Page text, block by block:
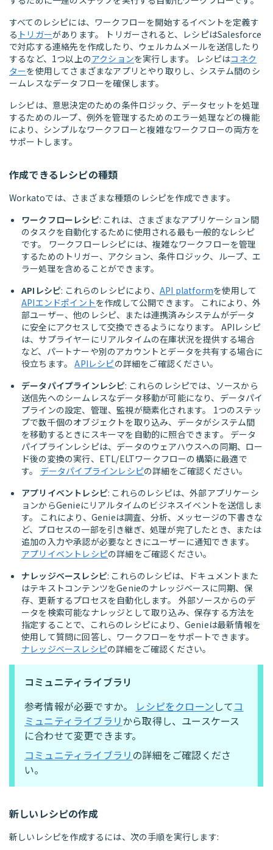
すべてのレシピには、ワークフローを開始するイベントを定義す
る トリガーがあります。 トリガーされると、レシピはSalesforce
で対応する連絡先を作成したり、ウェルカムメールを送信したり
するなど、1つ以上のアクションを実行します。 レシピはコネク
ターを使用してさまざまなアプリとやり取りし、システム間のシ
ームレスなデータフローを確保します。
レシピは、意思決定のための条件ロジック、データセットを処理
するためのループ、例外を管理するためのエラー処理などの機能
により、シンプルなワークフローと複雑なワークフローの両方を
サポートします。
作成できるレシピの種類
Workatoでは、さまざまな種類のレシピを作成できます。
ワークフローレシピ: これは、さまざまなアプリケーション間
のタスクを自動化するために使用される最も一般的なレシピ
です。 ワークフローレシピには、複雑なワークフローを管理
するためのトリガー、アクション、条件ロジック、ループ、エ
ラー処理を含めることができます。
APIレシピ: これらのレシピにより、 API platformを使用して
APIエンドポイントを作成して公開できます。 これにより、外
部ユーザー、他のレシピ、または連携済みシステムがデータ
に安全にアクセスして交換できるようになります。 APIレシピ
は、サプライヤーにリアルタイムの在庫状況を提供する場合
など、パートナーや別のアカウントとデータを共有する場合に
役立ちます。APIレシピの詳細をご確認ください。
データパイプラインレシピ: これらのレシピでは、ソースから
送信先へのシームレスなデータ移動が可能になり、データパイ
プラインの設定、管理、監視が簡素化されます。 1つのステッ
プで数千個のオブジェクトを取り込み、データがシステム間
を移動するときにスキーマを自動的に照合できます。 データ
パイプラインレシピは、データのウェアハウスへの同期、ロー
ド後の変換の実行、ETL/ELTワークフローの構築に最適で
す。 データパイプラインレシピの詳細をご確認ください。
アプリイベントレシピ: これらのレシピは、外部アプリケーシ
ョンからGenieにリアルタイムのビジネスイベントを送信しま
す。 これにより、Genieは調査、分析、メッセージの下書きな
ど、プロセスの一部を引き継ぎ、処理が完了したとき、または
追加の入力や承認が必要なときにユーザーに通知できます。
アプリイベントレシピの詳細をご確認ください。
ナレッジベースレシピ: これらのレシピは、ドキュメントまた
はテキストコンテンツをGenieのナレッジベースに同期、保
存、更新するプロセスを自動化します。 外部ソースからのデ
ータを検索可能なナレッジとして取り込み、保存する方法を
指定することで、これらのレシピにより、Genieは最新情報を
使用して質問に回答し、ワークフローをサポートできます。
ナレッジベースレシピの詳細をご確認ください。
コミュニティライブラリ
参考情報が必要ですか。
レシピをクローン してコ
ミュニティライブラリから取得し、ユースケース
に合わせて変更できます。
コミュニティライブラリ の詳細をご確認くださ
い。
新しいレシピの作成
新しいレシピを作成するには、次の手順を実行します: